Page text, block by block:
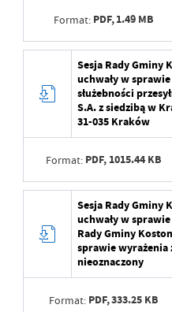
Opublikował
Data ostatniej
aktualizacji
Ostatnio zaktualizował
Format: PDF,1.49 MB
Wytworzył
Data opublikowania
Data ostatniej
aktualizacji
Ostatnio zaktualizował
Sesja Rady Gminy
uchwały w
służebności
S.A. z siedzibą w
31-035 Kraków
Format: PDF, 1015.44 KB
Wytworzył
Data opublikowania
Sesja Rady Gminy
uchwały w
Rady Gminy
sprawie wyrażenia
nieoznaczony
Format: PDF,333.25 KB